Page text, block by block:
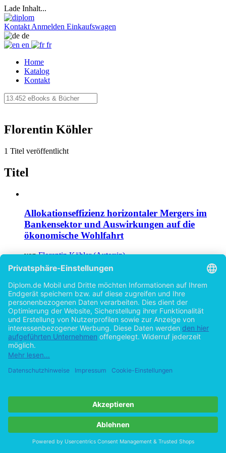
Lade Inhalt...
Kontakt Anmelden Einkaufswagen
de
en
fr
Home
Katalog
Kontakt
Florentin Köhler
1 Titel veröffentlicht
Titel
Allokationseffizienz horizontaler Mergers im
Bankensektor und Auswirkungen auf die
ökonomische Wohlfahrt
vonFlorentin Köhler (Autor:in)
©2008 Diplomarbeit
Hilfe/FAQ
Impressum
Datenschutz
AGB
Vertrag widerrufen
Zur Desktop-Version
Copyright ©Imprint in der Bedey & Thoms Media GmbH
byOpen Publishing